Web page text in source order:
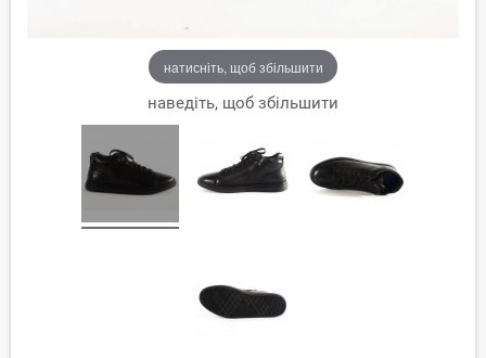
натисніть, щоб збільшити
наведіть, щоб збільшити